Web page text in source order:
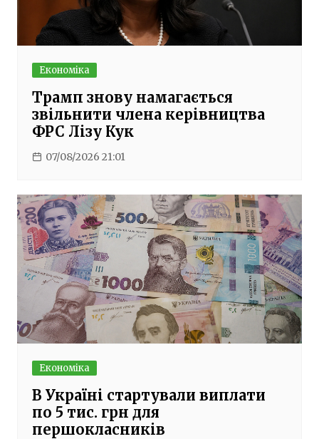
Економіка
Трамп знову намагається
звільнити члена керівництва
ФРС Лізу Кук
07/08/2026 21:01
Економіка
В Україні стартували виплати
по 5 тис. грн для
першокласників